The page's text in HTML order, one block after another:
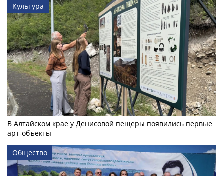
Культура
В Алтайском крае у Денисовой пещеры появились первые
арт-объекты
Общество